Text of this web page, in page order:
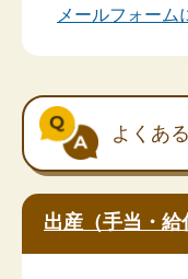
メールフォーム
よくあ
出産（手当・給